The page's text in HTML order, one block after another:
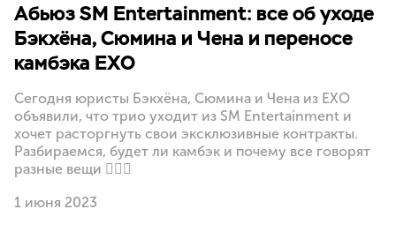
Абьюз SM Entertainment: все об уходе
Бэкхёна, Сюмина и Чена и переносе
камбэка EXO
Сегодня юристы Бэкхёна, Сюмина и Чена из EXO
объявили, что трио уходит из SM Entertainment и
хочет расторгнуть свои эксклюзивные контракты.
Разбираемся, будет ли камбэк и почему все говорят
разные вещи 🤷🏻‍♀️
1 июня 2023